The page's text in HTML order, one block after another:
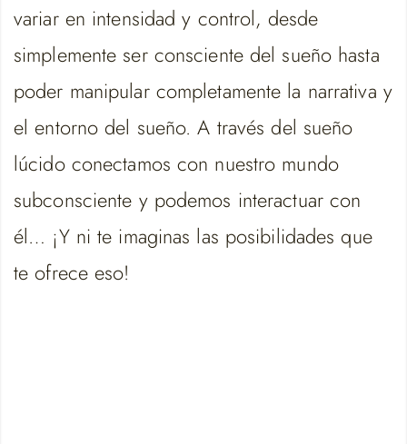
variar en intensidad y control, desde
simplemente ser consciente del sueño hasta
poder manipular completamente la narrativa y
el entorno del sueño. A través del sueño
lúcido conectamos con nuestro mundo
subconsciente y podemos interactuar con
él… ¡Y ni te imaginas las posibilidades que
te ofrece eso!